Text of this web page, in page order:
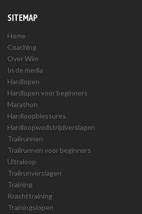
SITEMAP
Home
Coaching
Over Wim
In de media
Hardlopen
Hardlopen voor beginners
Marathon
Hardloopblessures
Hardloopwedstrijdverslagen
Trailrunnen
Trailrunnen voor beginners
Ultraloop
Trailrunverslagen
Training
Krachttraining
Trainingslopen